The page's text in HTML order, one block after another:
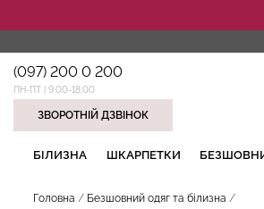
(097) 200 0 200
ПН-ПТ | 9:00-18:00
ЗВОРОТНІЙ ДЗВІНОК
БІЛИЗНА ШКАРПЕТКИ
Головна Безшовний одяг та білизна
НАШІ ТРЕНДОВІ ТОВАРИ